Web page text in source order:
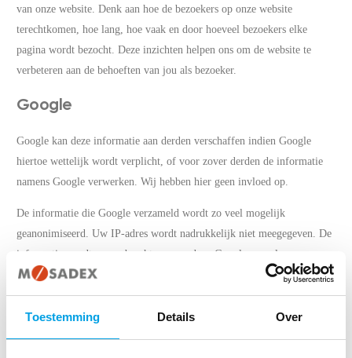
Toestemming Details Over
van onze website. Denk aan hoe de bezoekers op onze website
terechtkomen, hoe lang, hoe vaak en door hoeveel bezoekers elke
pagina wordt bezocht. Deze inzichten helpen ons om de website te
verbeteren aan de behoeften van jou als bezoeker.
Google
Google kan deze informatie aan derden verschaffen indien Google
hiertoe wettelijk wordt verplicht, of voor zover derden de informatie
namens Google verwerken. Wij hebben hier geen invloed op.
De informatie die Google verzameld wordt zo veel mogelijk
geanonimiseerd. Uw IP-adres wordt nadrukkelijk niet meegegeven. De
informatie wordt overgebracht naar en door Google opgeslagen op
servers in de Verenigde Staten. Google stelt zich te houden aan de Safe
Harbor Principles en is aangesloten bij het Safe Harbor-programma van
het Amerikaanse Ministerie van Handel. Dit houdt in dat er sprake is
van een passend beschermingsniveau voor de verwerking van eventuele